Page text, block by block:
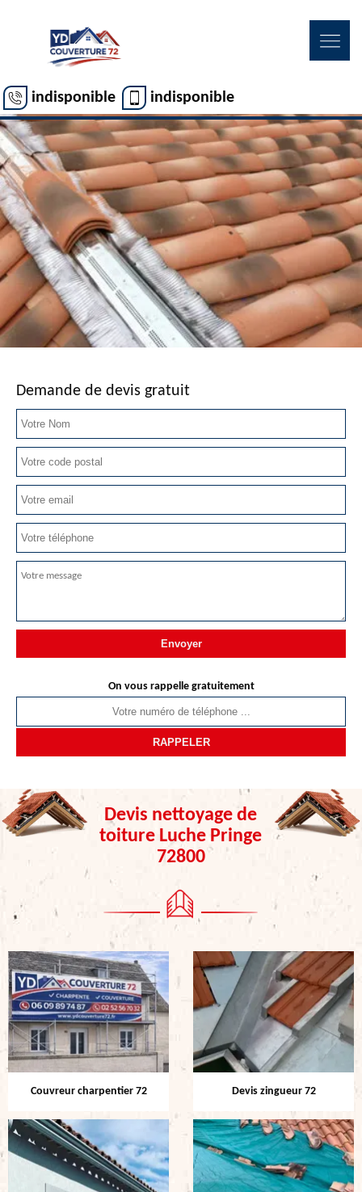
indisponible indisponible
Demande de devis gratuit
On vous rappelle gratuitement
Devis nettoyage de
toiture Luche Pringe
72800
Couvreur charpentier 72 Devis zingueur 72